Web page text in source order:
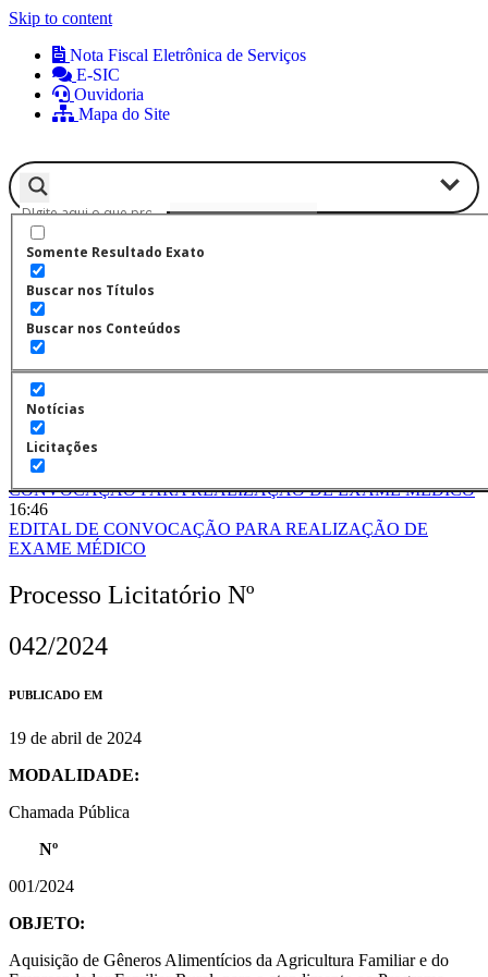
Skip to content
Nota Fiscal Eletrônica de Serviços
E-SIC
Ouvidoria
Mapa do Site
Somente Resultado Exato
Buscar nos Títulos
Buscar nos Conteúdos
Notícias
Licitações
ÚLTIMAS NOTÍCIAS
14:40
EDITAL DE DESCLASSIFICAÇÃO , ELIMINAÇÃO POR
NÃO COMPARECIMENTO
14:39
EDITAL DE CONVOCAÇÃO PARA REALIZAÇÃO DE
EXAME MÉDICO
16:47
VII EDITAL DE DESCLASSIFICAÇÃO DO CONCURSO
PÚBLICO
16:48
CONVOCAÇÃO PARA REALIZAÇÃO DE EXAME MÉDICO
16:46
EDITAL DE CONVOCAÇÃO PARA REALIZAÇÃO DE
EXAME MÉDICO
Processo Licitatório Nº
042/2024
PUBLICADO EM
19 de abril de 2024
MODALIDADE:
Chamada Pública
Nº
001/2024
OBJETO:
Aquisição de Gêneros Alimentícios da Agricultura Familiar e do